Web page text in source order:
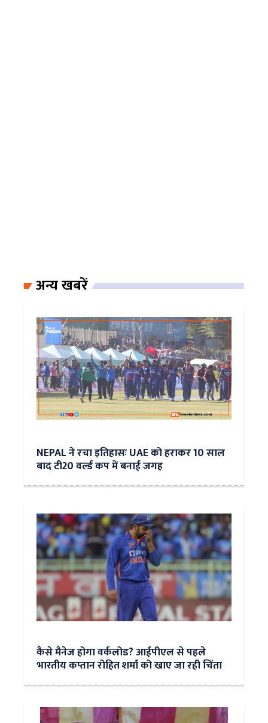
अन्य खबरें
NEPAL ने रचा इतिहासः UAE को हराकर 10 साल
बाद टी20 वर्ल्ड कप में बनाई जगह
कैसे मैनेज होगा वर्कलोड? आईपीएल से पहले
भारतीय कप्तान रोहित शर्मा को खाए जा रही चिंता